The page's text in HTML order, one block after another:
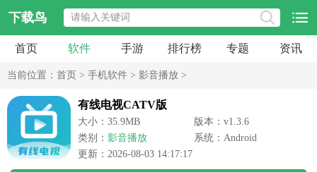
下载鸟
首页 软件 手游 排行榜 专题 资讯
当前位置： 首页 > 手机软件 > 影音播放 >
有线电视CATV版
大小：35.9MB
版本：v1.3.6
类别： 影音播放
系统：Android
更新：2026-08-03 14:17:17